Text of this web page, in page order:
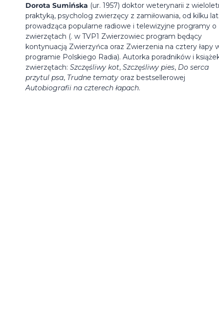
Dorota Sumińska (ur. 1957) doktor weterynarii z
praktyką, psycholog zwierzęcy z zamiłowania, od kilku lat
prowadząca popularne radiowe i telewizyjne programy o
zwierzętach (. w TVP1 Zwierzowiec program będący
kontynuacją Zwierzyńca oraz Zwierzenia na cztery łapy
programie Polskiego Radia). Autorka poradników i
zwierzętach: Szczęśliwy kot, Szczęśliwy pies, Do serca
przytul psa, Trudne tematy oraz bestsellerowej
Autobiografii na czterech łapach.